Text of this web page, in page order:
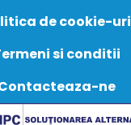
de cookie-uri
si conditii
ne